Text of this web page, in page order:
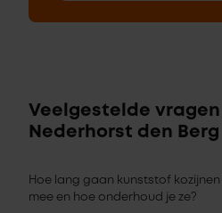
Veelgestelde
Nederhorst den Berg
Hoe lang gaan kunststof
mee en hoe onderhoud je ze?